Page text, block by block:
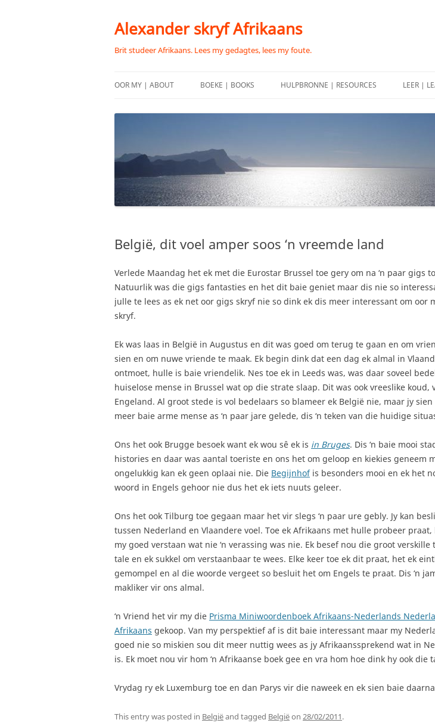
content
Alexander skryf Afrikaans
Brit studeer Afrikaans. Lees my gedagtes, lees my foute.
OOR MY | ABOUT BOEKE | BOOKS HULPBRONNE | RESOURCES LEER |
België, dit voel amper soos ‘n vreemde land
Verlede Maandag het ek met die Eurostar Brussel toe gery om na ‘n paar gigs
Natuurlik was die gigs fantasties en het dit baie geniet maar dis nie so
julle te lees as ek net oor gigs skryf nie so dink ek dis meer interessant om oor
skryf.
Ek was laas in België in Augustus en dit was goed om terug te gaan en om
sien en om nuwe vriende te maak. Ek begin dink dat een dag ek almal in
ontmoet, hulle is baie vriendelik. Nes toe ek in Leeds was, was daar soveel
huiselose mense in Brussel wat op die strate slaap. Dit was ook vreeslike koud,
Engeland. Al groot stede is vol bedelaars so blameer ek België nie, maar jy sien
meer baie arme mense as ‘n paar jare gelede, dis ‘n teken van die huidige
Ons het ook Brugge besoek want ek wou sê ek is in Bruges. Dis ‘n baie mooi
histories en daar was aantal toeriste en ons het om geloop en kiekies geneem
ongelukkig kan ek geen oplaai nie. Die Begijnhofis besonders mooi en ek het
woord in Engels gehoor nie dus het ek iets nuuts geleer.
Ons het ook Tilburg toe gegaan maar het vir slegs ‘n paar ure gebly. Jy kan
tussen Nederland en Vlaandere voel. Toe ek Afrikaans met hulle probeer
my goed verstaan wat nie ‘n verassing was nie. Ek besef nou die groot verskille
tale en ek sukkel om verstaanbaar te wees. Elke keer toe ek dit praat, het ek
gemompel en al die woorde vergeet so besluit het om Engels te praat. Dis ‘n
makliker vir ons almal.
‘n Vriend het vir my die Prisma Miniwoordenboek Afrikaans-Nederlands
Afrikaans gekoop. Van my perspektief af is dit baie interessant maar my
goed nie so miskien sou dit meer nuttig wees as jy Afrikaanssprekend wat in
is. Ek moet nou vir hom ‘n Afrikaanse boek gee en vra hom hoe dink hy ook die
Vrydag ry ek Luxemburg toe en dan Parys vir die naweek en ek sien baie
This entry was posted in Belgiëand tagged Belgiëon 28/02/2011.